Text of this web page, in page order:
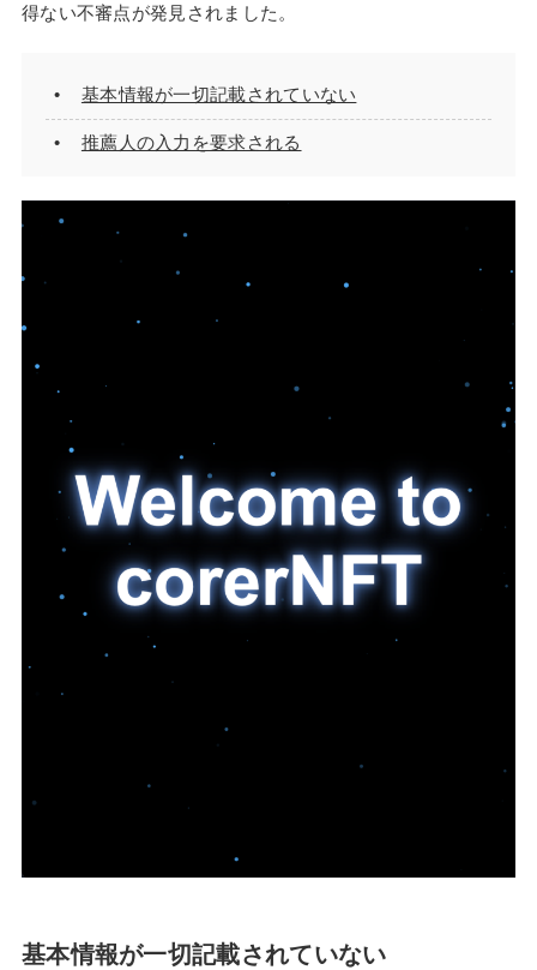
得ない不審点が発見されました。
基本情報が一切記載されていない
推薦人の入力を要求される
基本情報が一切記載されていない